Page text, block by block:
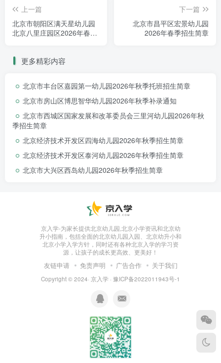
5
北京市丰台区三路居路88号院12号楼朵布幼
1
朵布幼儿园北京蓝调园隶属于布朗教育集团
一所
民办非普惠 幼儿园（私立幼儿园），
双语幼儿
园 。作为国内学前教育行业的标杆品牌，我们始终秉
旗下管理着包括布朗幼儿园、井德幼儿园、朵布幼儿
庭提供专业教育服务。
上一篇
北京市朝阳区满天星幼儿园
北京八里庄园区2026年春季
下一篇
北京市昌平区宏景幼儿园
2026年春季招生简章
更多精彩内容
北京市丰台区嘉园第一幼儿园2026年秋季托班招生简章
北京市房山区博思智华幼儿园2026年秋季补录通知
北京市西城区国家发展和改革委员会三里河幼儿园2026年秋
季招生简章
北京经济技术开发区四海幼儿园2026年秋季招生简章
北京经济技术开发区泰河幼儿园2026年秋季招生简章
北京市大兴区西岛幼儿园2026年秋季招生简章
京入学-为家长提供北京幼儿园,北京小学资讯和北京幼
升小指南，包括全面的北京幼儿园入园、北京幼升小和
北京小学入学方针，同时还有各种北京入学的学习资
源，让孩子的成长更高效、更美好！
友链申请 免责声明 广告合作 关于我们
Copyright © 2024· 京入学 · 豫ICP备2022011943号-1